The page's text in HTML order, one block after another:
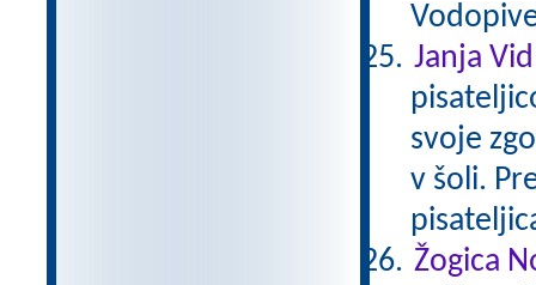
Janja
svoje
v šoli.
Žogica